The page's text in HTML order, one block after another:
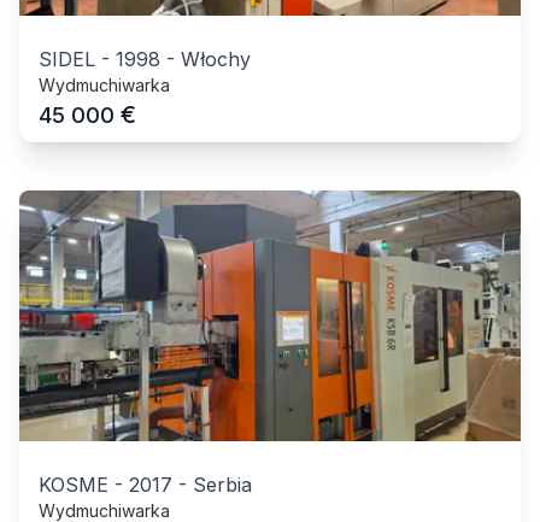
SIDEL - 1998 - Włochy
Wydmuchiwarka
45 000 €
KOSME - 2017 - Serbia
Wydmuchiwarka